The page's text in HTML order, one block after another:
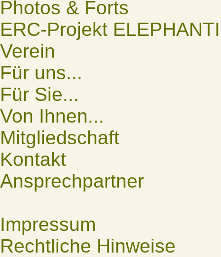
Photos & Forts
ERC-Projekt
Verein
Für uns...
Für Sie...
Von Ihnen...
Mitgliedschaft
Kontakt
Ansprechpartner
Impressum
Rechtliche Hinweise